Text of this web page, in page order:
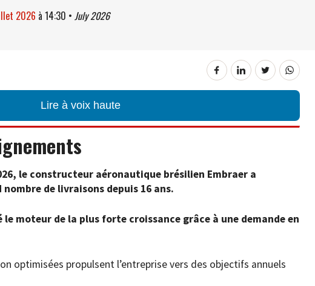
2026 à 14:30 • July 2026
Lire à voix haute
le constructeur aéronautique brésilien Embraer a
de livraisons depuis 16 ans.
le moteur de la plus forte croissance grâce à une demande en
optimisées propulsent l’entreprise vers des objectifs annuels